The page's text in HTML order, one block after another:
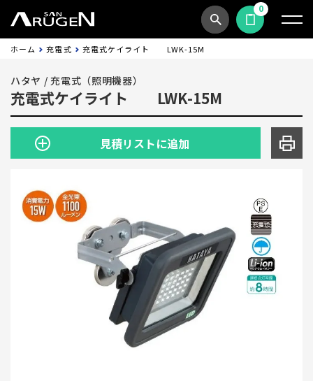
商品検索見積依頼する
0
ホーム 充電式 充電式ケイライト LWK-15M
ハタヤ / 充電式（照明機器）
充電式ケイライト LWK-15M
見積リストに追加